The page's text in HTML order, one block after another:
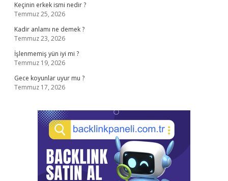
Keçinin erkek ismi nedir ?
Temmuz 25, 2026
Kadir anlamı ne demek ?
Temmuz 23, 2026
İşlenmemiş yün iyi mi ?
Temmuz 19, 2026
Gece koyunlar uyur mu ?
Temmuz 17, 2026